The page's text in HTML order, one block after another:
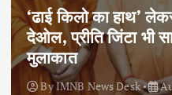
‘ढाई किलो का हाथ’
देओल, प्रीति जिंटा भी
मुलाकात
ByIMNB News Desk